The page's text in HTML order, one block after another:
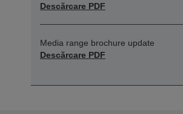
Descărcare PDF
Media range brochure update
Descărcare PDF